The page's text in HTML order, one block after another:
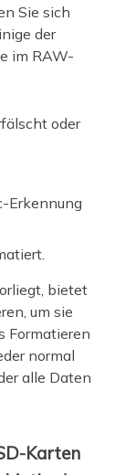
Sie sich
der
im RAW-
oder
Erkennung
bietet
um sie
Formatieren
normal
alle Daten
Karten